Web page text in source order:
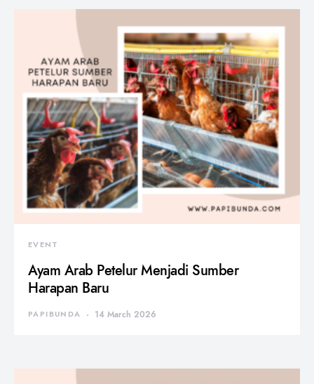
EVENT
Ayam Arab Petelur Menjadi Sumber
Harapan Baru
PAPIBUNDA 14 March 2026